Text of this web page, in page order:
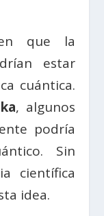
que la
estar
cuántica.
, algunos
podría
Sin
científica
idea.